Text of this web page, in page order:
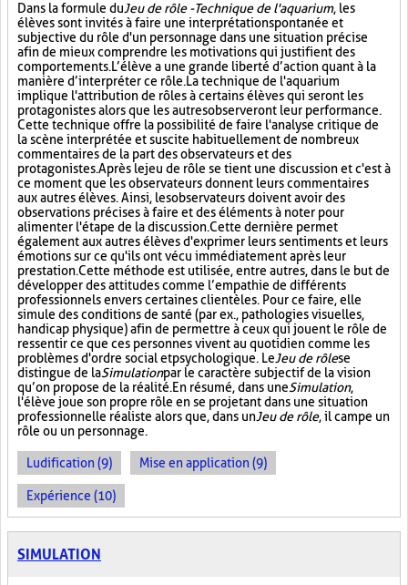
Dans la formule duJeu de rôle - Technique de l'aquarium, les
élèves sont invités à faire une interprétation spontanée et
subjective du rôle d'un personnage dans une situation précise
afin de mieux comprendre les motivations qui justifient des
comportements. L’élève a une grande liberté d’action quant à la
manière d’interpréter ce rôle. La technique de l'aquarium
implique l'attribution de rôles à certains élèves qui seront les
protagonistes alors que les autres observeront leur performance.
Cette technique offre la possibilité de faire l'analyse critique de
la scène interprétée et suscite habituellement de nombreux
commentaires de la part des observateurs et des
protagonistes. Après le jeu de rôle se tient une discussion et c'est à
ce moment que les observateurs donnent leurs commentaires
aux autres élèves. Ainsi, les observateurs doivent avoir des
observations précises à faire et des éléments à noter pour
alimenter l'étape de la discussion. Cette dernière permet
également aux autres élèves d'exprimer leurs sentiments et leurs
émotions sur ce qu'ils ont vécu immédiatement après leur
prestation. Cette méthode est utilisée, entre autres, dans le but de
développer des attitudes comme l’empathie de différents
professionnels envers certaines clientèles. Pour ce faire, elle
simule des conditions de santé (par ex., pathologies visuelles,
handicap physique) afin de permettre à ceux qui jouent le rôle de
ressentir ce que ces personnes vivent au quotidien comme les
problèmes d'ordre social et psychologique. LeJeu de rôlese
distingue de laSimulationpar le caractère subjectif de la vision
qu’on propose de la réalité. En résumé, dans uneSimulation,
l'élève joue son propre rôle en se projetant dans une situation
professionnelle réaliste alors que, dans unJeu de rôle, il campe un
rôle ou un personnage.
Ludification (9) Mise en application (9)
Expérience (10)
SIMULATION